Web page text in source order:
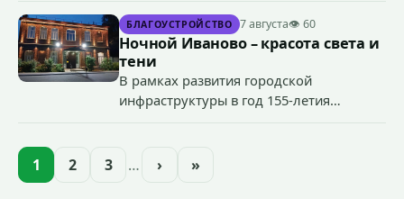
террористического акта на объекте
органов государственной власти.
«Гроза-2026».
БЛАГОУСТРОЙСТВО 7 августа👁 60
Ночной Иваново – красота света и
тени
В рамках развития городской
инфраструктуры в год 155-летия
проекта подсветки исторических
1 2 3 … › »